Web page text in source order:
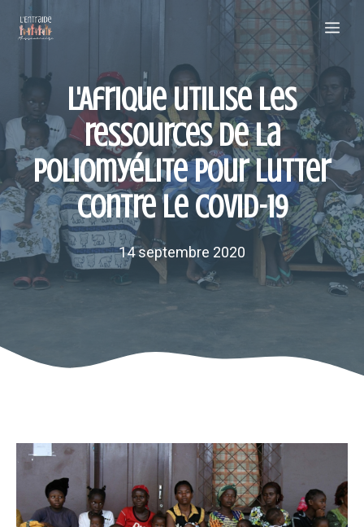
L'Afrique utilise les
ressources de la
poliomyélite pour lutter
contre le COVID-19
14 septembre 2020